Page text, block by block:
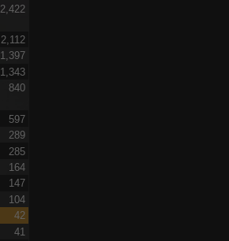
2,422
2,112
1,397
1,343
840
597
289
285
164
147
104
42
41